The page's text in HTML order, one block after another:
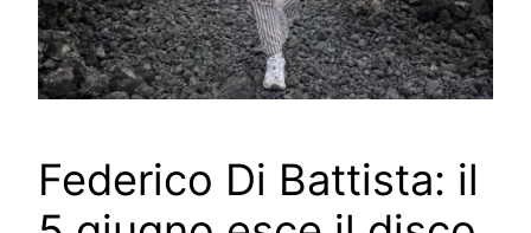
Federico Di Battista: il